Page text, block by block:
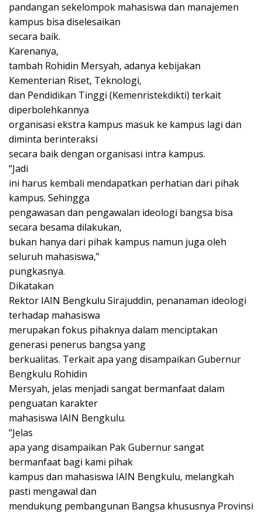
pandangan sekelompok mahasiswa dan manajemen
kampus bisa diselesaikan
secara baik.
Karenanya,
tambah Rohidin Mersyah, adanya kebijakan
Kementerian Riset, Teknologi,
dan Pendidikan Tinggi (Kemenristekdikti) terkait
diperbolehkannya
organisasi ekstra kampus masuk ke kampus lagi dan
diminta berinteraksi
secara baik dengan organisasi intra kampus.
“Jadi
ini harus kembali mendapatkan perhatian dari pihak
kampus. Sehingga
pengawasan dan pengawalan ideologi bangsa bisa
secara besama dilakukan,
bukan hanya dari pihak kampus namun juga oleh
seluruh mahasiswa,”
pungkasnya.
Dikatakan
Rektor IAIN Bengkulu Sirajuddin, penanaman ideologi
terhadap mahasiswa
merupakan fokus pihaknya dalam menciptakan
generasi penerus bangsa yang
berkualitas. Terkait apa yang disampaikan Gubernur
Bengkulu Rohidin
Mersyah, jelas menjadi sangat bermanfaat dalam
penguatan karakter
mahasiswa IAIN Bengkulu.
“Jelas
apa yang disampaikan Pak Gubernur sangat
bermanfaat bagi kami pihak
kampus dan mahasiswa IAIN Bengkulu, melangkah
pasti mengawal dan
mendukung pembangunan Bangsa khususnya Provinsi